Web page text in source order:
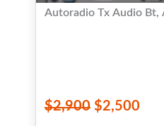
Autoradio Tx Audio Bt,
$2,900 $2,500